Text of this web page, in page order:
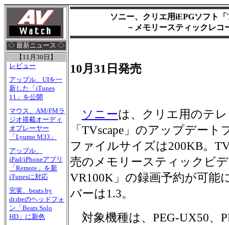
◇ 最新ニュース ◇
【11月30日】
レビュー
アップル、UIを一
新した「iTunes
11」を公開
マウス、AM/FMラ
ジオ搭載オーディ
オプレーヤー
「Lyumo M33」
アップル、
iPad/iPhoneアプリ
「Remote」を新
iTunesに対応
完実、beats by
dr.dreのヘッドフォ
ン「Beats Solo
HD」に新色
ソニー、クリエ用iEPGソフト
－メモリースティックレコ
10月31日発売
ソニーは、クリエ用のテ
「TVscape」のアップデー
ファイルサイズは200KB。
売のメモリースティックビ
VR100K」の録画予約が可能
バーは1.3。
対象機種は、PEG-UX50、